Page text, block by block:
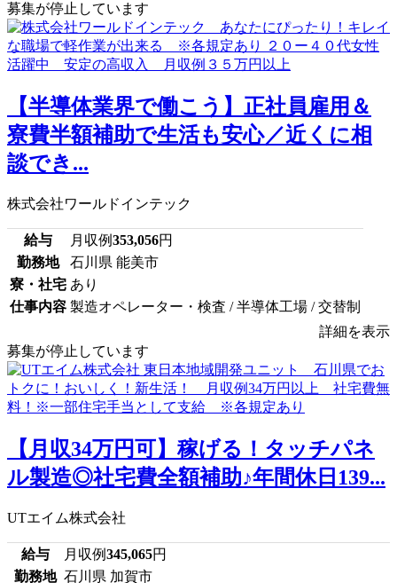
募集が停止しています
【半導体業界で働こう】正社員雇用＆
寮費半額補助で生活も安心／近くに相
談でき...
株式会社ワールドインテック
給与 月収例353,056円
勤務地
石川県 能美市
寮・社宅 あり
仕事内容 製造オペレーター・検査 / 半導体工場 / 交替制
詳細を表示
募集が停止しています
【月収34万円可】稼げる！タッチパネ
ル製造◎社宅費全額補助♪年間休日139...
UTエイム株式会社
給与 月収例345,065円
勤務地 石川県 加賀市